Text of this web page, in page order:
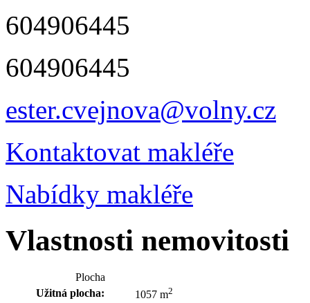
604906445
604906445
ester.cvejnova@volny.cz
Kontaktovat makléře
Nabídky makléře
Vlastnosti nemovitosti
Plocha
Užitná plocha:
1057 m2